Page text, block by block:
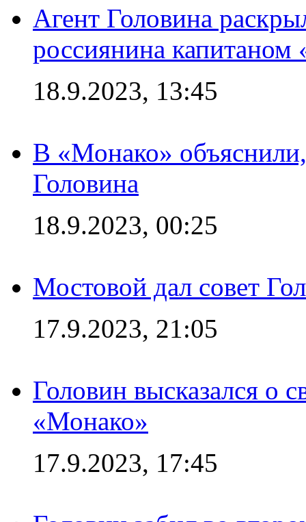
Агент Головина
россиянина
18.9.2023, 13:45
В «Монако»
Головина
18.9.2023, 00:25
Мостовой дал совет
17.9.2023, 21:05
Головин высказался о
«Монако»
17.9.2023, 17:45